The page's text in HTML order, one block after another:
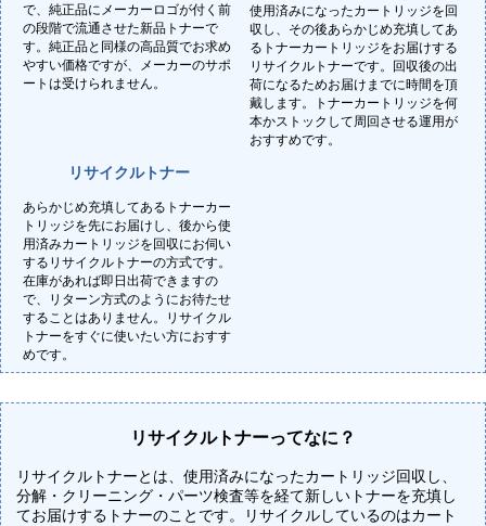
で、純正品にメーカーロゴが付く前
の段階で流通させた新品トナーで
す。純正品と同様の高品質でお求め
やすい価格ですが、メーカーのサポ
ートは受けられません。
使用済みになったカートリッジを回
収し、その後あらかじめ充填してあ
るトナーカートリッジをお届けする
リサイクルトナーです。回収後の出
荷になるためお届けまでに時間を頂
戴します。トナーカートリッジを何
本かストックして周回させる運用が
おすすめです。
リサイクルトナー
あらかじめ充填してあるトナーカー
トリッジを先にお届けし、後から使
用済みカートリッジを回収にお伺い
するリサイクルトナーの方式です。
在庫があれば即日出荷できますの
で、リターン方式のようにお待たせ
することはありません。リサイクル
トナーをすぐに使いたい方におすす
めです。
リサイクルトナーってなに？
リサイクルトナーとは、使用済みになったカートリッジ回収し、
分解・クリーニング・パーツ検査等を経て新しいトナーを充填し
てお届けするトナーのことです。リサイクルしているのはカート